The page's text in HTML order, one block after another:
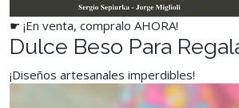
☛ ¡En venta, compralo AHORA!
Dulce Beso Para
¡Diseños artesanales imperdibles!